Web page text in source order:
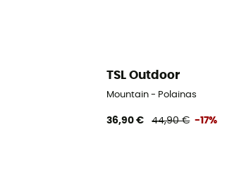
TSL Outdoor
Mountain - Polainas
36,90 € 44,90 € -17%